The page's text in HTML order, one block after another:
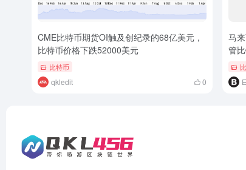
CME比特币期货OI触及创纪录的68亿美元，
比特币价格下跌52000美元
比特币
qkledit 0
马
管